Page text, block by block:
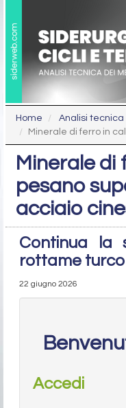
Home
Analisi tecnica
Minerale di ferro in
Minerale di
pesano
acciaio
Continua la
rottame turco
22 giugno 2026
Accedi